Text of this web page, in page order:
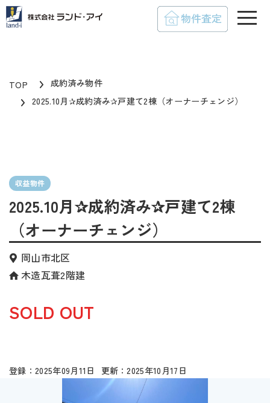
TOP
成約済み物件
2025.10月✰成約済み✰戸建て2棟（オーナーチェンジ）
収益物件
2025.10月✰成約済み✰戸建て2棟
（オーナーチェンジ）
岡山市北区
木造瓦葺2階建
SOLD OUT
2025年09月11日 2025年10月17日